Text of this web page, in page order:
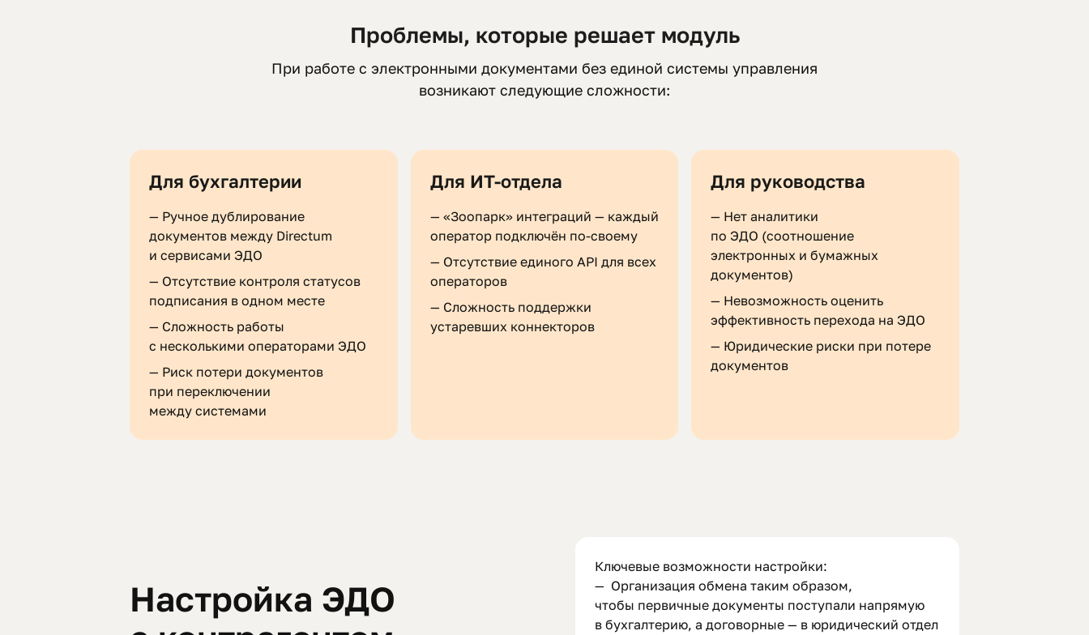
Проблемы, которые решает модуль
При работе с электронными документами без единой системы управления
возникают следующие сложности:
Для бухгалтерии
— Ручное дублирование
документов между Directum
и сервисами ЭДО
— Отсутствие контроля статусов
подписания в одном месте
— Сложность работы
с несколькими операторами ЭДО
— Риск потери документов
при переключении
между системами
Для ИТ-отдела
— «Зоопарк» интеграций — каждый
оператор подключён по‑своему
— Отсутствие единого API для всех
операторов
— Сложность поддержки
устаревших коннекторов
Для руководства
— Нет аналитики
по ЭДО (соотношение
электронных и бумажных
документов)
— Невозможность оценить
эффективность перехода на ЭДО
— Юридические риски при потере
документов
Настройка ЭДО
Ключевые возможности настройки:
— Организация обмена таким образом,
чтобы первичные документы поступали напрямую
в бухгалтерию, а договорные — в юридический отдел